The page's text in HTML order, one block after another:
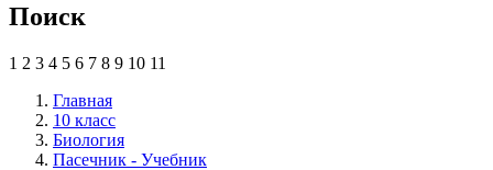
Поиск
1 2 3 4 5 6 7 8 9 10 11
Главная
10 класс
Биология
Пасечник - Учебник